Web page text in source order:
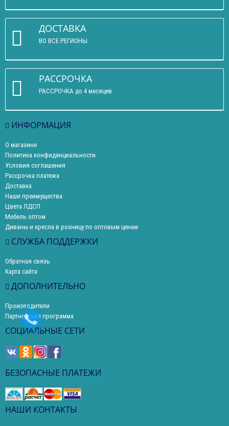
ДОСТАВКА
ВО ВСЕ РЕГИОНЫ
РАССРОЧКА
РАССРОЧКА до 4 месяцев
ИНФОРМАЦИЯ
О магазине
Политика конфиденциальности
Условия соглашения
Рассрочка платежа
Доставка
Наши преимущества
Цвета ЛДСП
Мебель оптом
Диваны и кресла в розницу по оптовым ценам
СЛУЖБА ПОДДЕРЖКИ
Обратная связь
Карта сайта
ДОПОЛНИТЕЛЬНО
Производители
Партнерская программа
СОЦИАЛЬНЫЕ СЕТИ
БЕЗОПАСНЫЕ ПЛАТЕЖИ
НАШИ КОНТАКТЫ